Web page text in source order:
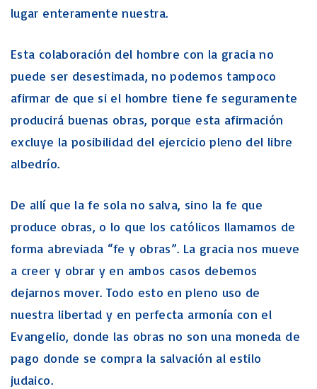
lugar enteramente nuestra.
Esta colaboración del hombre con la gracia no
puede ser desestimada, no podemos tampoco
afirmar de que si el hombre tiene fe seguramente
producirá buenas obras, porque esta afirmación
excluye la posibilidad del ejercicio pleno del libre
albedrío.
De allí que la fe sola no salva, sino la fe que
produce obras, o lo que los católicos llamamos de
forma abreviada “fe y obras”. La gracia nos mueve
a creer y obrar y en ambos casos debemos
dejarnos mover. Todo esto en pleno uso de
nuestra libertad y en perfecta armonía con el
Evangelio, donde las obras no son una moneda de
pago donde se compra la salvación al estilo
judaico.